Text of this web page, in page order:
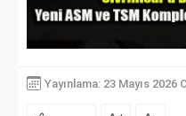
Yayınlama: 23 Mayıs 2026